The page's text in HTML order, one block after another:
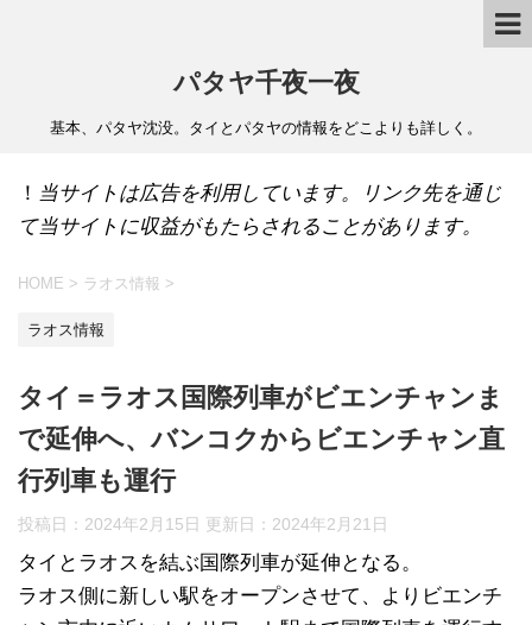
パタヤ千夜一夜
基本、パタヤ沈没。タイとパタヤの情報をどこよりも詳しく。
！ 当サイトは広告を利用しています。リンク先を通じ
て当サイトに収益がもたらされることがあります。
HOME > ラオス情報 >
ラオス情報
タイ＝ラオス国際列車がビエンチャンま
で延伸へ、バンコクからビエンチャン直
行列車も運行
投稿日：2024年2月15日 更新日： 2024年2月21日
タイとラオスを結ぶ国際列車が延伸となる。
ラオス側に新しい駅をオープンさせて、よりビエンチ